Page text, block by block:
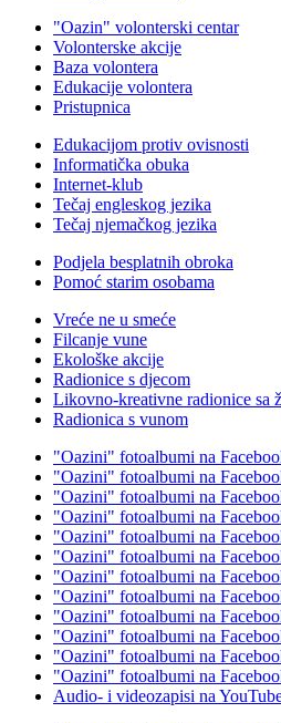
"Oazin" volonterski centar
Volonterske akcije
Baza volontera
Edukacije volontera
Pristupnica
Edukacijom protiv ovisnosti
Informatička obuka
Internet-klub
Tečaj engleskog jezika
Tečaj njemačkog jezika
Podjela besplatnih obroka
Pomoć starim osobama
Vreće ne u smeće
Filcanje vune
Ekološke akcije
Radionice s djecom
Likovno-kreativne radionice sa
Radionica s vunom
"Oazini" fotoalbumi na
"Oazini" fotoalbumi na
"Oazini" fotoalbumi na
"Oazini" fotoalbumi na
"Oazini" fotoalbumi na
"Oazini" fotoalbumi na
"Oazini" fotoalbumi na
"Oazini" fotoalbumi na
"Oazini" fotoalbumi na
"Oazini" fotoalbumi na
"Oazini" fotoalbumi na
"Oazini" fotoalbumi na
Audio- i videozapisi na